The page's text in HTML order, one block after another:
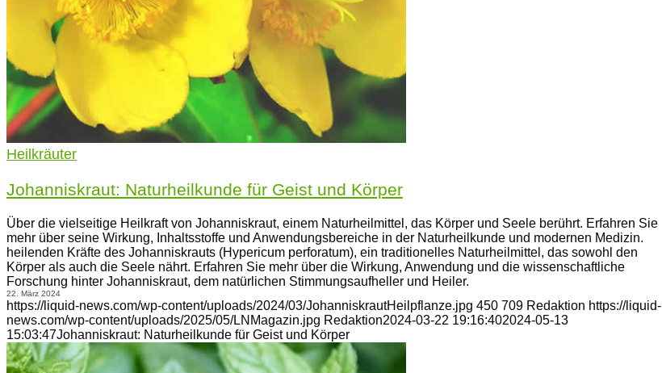
Heilkräuter
Johanniskraut: Naturheilkunde für Geist und Körper
Über die vielseitige Heilkraft von Johanniskraut, einem Naturheilmittel, das Körper und Seele berührt. Erfahren Sie
mehr über seine Wirkung, Inhaltsstoffe und Anwendungsbereiche in der Naturheilkunde und modernen Medizin.
heilenden Kräfte des Johanniskrauts (Hypericum perforatum), ein traditionelles Naturheilmittel, das sowohl den
Körper als auch die Seele nährt. Erfahren Sie mehr über die Wirkung, Anwendung und die wissenschaftliche
Forschung hinter Johanniskraut, dem natürlichen Stimmungsaufheller und Heiler.
22. März 2024
https://liquid-news.com/wp-content/uploads/2024/03/JohanniskrautHeilpflanze.jpg 450 709 Redaktion https://liquid-
news.com/wp-content/uploads/2025/05/LNMagazin.jpg Redaktion2024-03-22 19:16:402024-05-13
15:03:47Johanniskraut: Naturheilkunde für Geist und Körper